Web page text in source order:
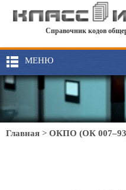
Справочник кодов
МЕНЮ
Главная > ОКПО (ОК